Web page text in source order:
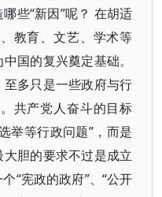
些“新因”呢？ 在胡适
教育、文艺、学术等
国的复兴奠定基础。
至多只是一些政府与行
共产党人奋斗的目标
举等行政问题”，而是
胆的要求不过是成立
“宪政的政府”、“公开